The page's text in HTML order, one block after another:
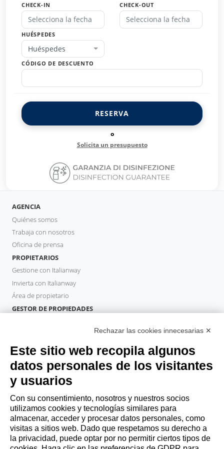
CHECK-IN CHECK-OUT
HUÉSPEDES
Huéspedes
CÓDIGO DE DESCUENTO
RESERVA
o
Solicita un presupuesto
AGENCIA
Quiénes somos
Trabaja con nosotros
Oficina de prensa
PROPIETARIOS
Gestione con Italianway
Invierta con Italianway
Área de propietario
GESTOR DE PROPIEDADES
HUÉSPEDES
Reserve una estancia
Estancias largas
Experiencias para los Huéspedes
Descuentos para husespedes
Convenios para empresas
booking@italianway.house
Rechazar las cookies innecesarias ✕
Este sitio web recopila algunos
datos personales de los visitantes
y usuarios
Con su consentimiento, nosotros y nuestros socios
utilizamos cookies y tecnologías similares para
almacenar, acceder y procesar datos personales, como
visitas a sitios web. Dado que respetamos su derecho a
la privacidad, puede optar por no permitir ciertos tipos de